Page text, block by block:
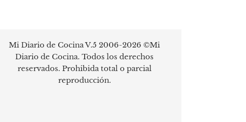
Mi Diario de Cocina V.5 2006-2026 ©Mi
Diario de Cocina. Todos los derechos
reservados. Prohibida total o parcial
reproducción.